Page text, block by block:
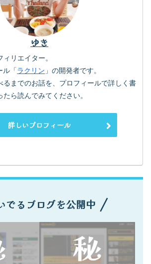
ゆき
リエイター。
ル「ラクリン 」の開発者です。
るまでのお話を、プロフィールで詳しく書
ら読んでみてください。
詳しいプロフィール
でるブログを公開中